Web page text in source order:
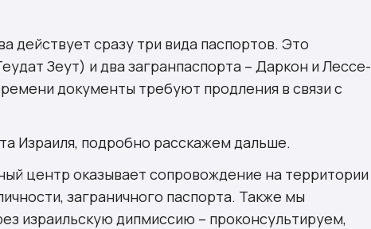
действует сразу три вида паспортов. Это
Зеут) и два загранпаспорта – Даркон и Лессе-
документы требуют продления в связи с
Израиля, подробно расскажем дальше.
центр оказывает сопровождение на территории
заграничного паспорта. Также мы
израильскую дипмиссию – проконсультируем,